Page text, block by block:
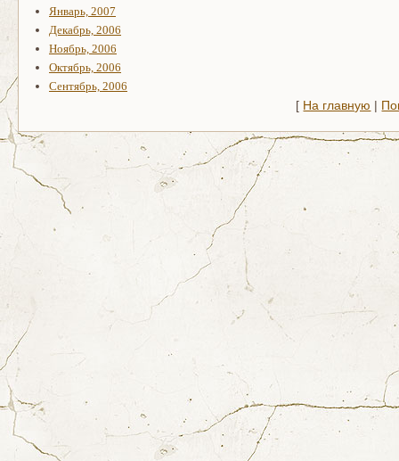
Январь, 2007
Декабрь, 2006
Ноябрь, 2006
Октябрь, 2006
Сентябрь, 2006
[ На главную |